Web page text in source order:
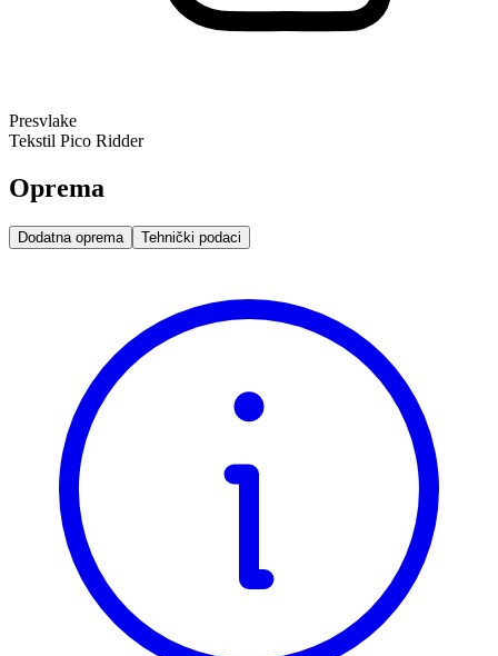
Presvlake
Tekstil Pico Ridder
Oprema
Dodatna oprema Tehnički podaci